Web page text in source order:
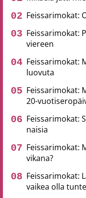
Feissarimokat:
Feissarimokat:
viereen
Feissarimokat:
luovuta
Feissarimokat:
20-
Feissarimokat:
naisia
Feissarimokat:
vikana?
Feissarimokat:
vaikea olla